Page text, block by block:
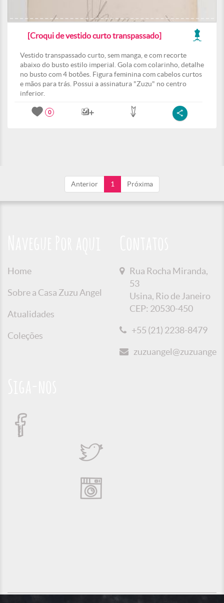
[Croqui de vestido curto transpassado]
Vestido transpassado curto, sem manga, e com recorte
abaixo do busto estilo imperial. Gola com colarinho, detalhe
no busto com 4 botões. Figura feminina com cabelos curtos
e mãos para trás. Possui a assinatura "Zuzu" no centro
inferior.
0
Anterior 1 Próxima
Home
Sobre a Casa Zuzu Angel
Atualidades
Coleções
Rua Rocha Miranda,
53
Usina, Rio de Janeiro
CEP: 20530-450
+55 (21) 2238-8479